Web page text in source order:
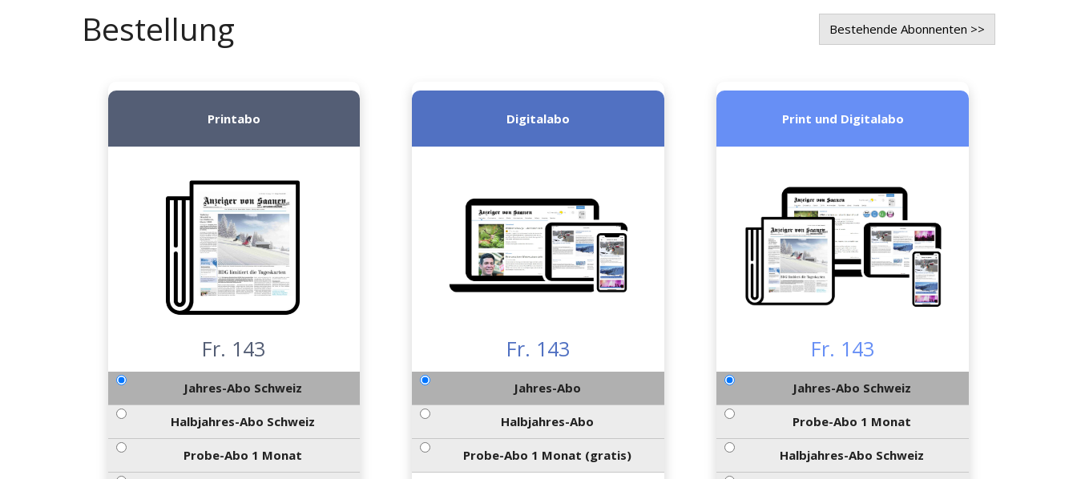
Bestellung Bestehende Abonnenten >>
Printabo
Fr. 143
Jahres-Abo Schweiz
Halbjahres-Abo Schweiz
Probe-Abo 1 Monat
Digitalabo
Fr. 143
Jahres-Abo
Halbjahres-Abo
Probe-Abo 1 Monat (gratis)
Print und Digitalabo
Fr. 143
Jahres-Abo Schweiz
Probe-Abo 1 Monat
Halbjahres-Abo Schweiz